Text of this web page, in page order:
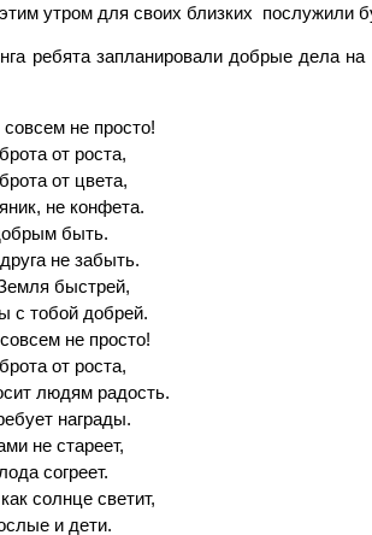
утром для своих близких послужили
ребята запланировали добрые дела
не просто!
от роста,
от цвета,
не конфета.
быть.
не забыть.
быстрей,
с тобой добрей.
не просто!
от роста,
людям радость.
награды.
не стареет,
согреет.
солнце светит,
и дети.